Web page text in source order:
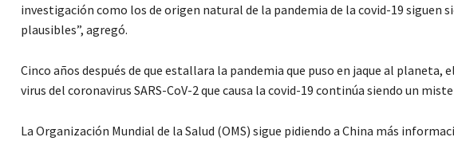
investigación como los de origen natural de la pandemia de la covid-19 siguen
plausibles”, agregó.
Cinco años después de que estallara la pandemia que puso en jaque al planeta,
virus del coronavirus SARS-CoV-2 que causa la covid-19 continúa siendo un
La Organización Mundial de la Salud (OMS) sigue pidiendo a China más